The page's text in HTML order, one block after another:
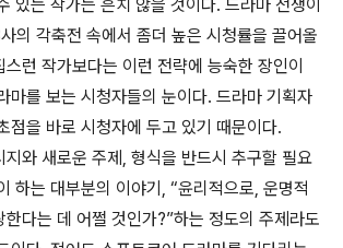
있는 작가는 흔치 않을 것이다. 드라마 전쟁이
의 각축전 속에서 좀더 높은 시청률을 끌어올
런 작가보다는 이런 전략에 능숙한 장인이
마를 보는 시청자들의 눈이다. 드라마 기획자
점을 바로 시청자에 두고 있기 때문이다.
지와 새로운 주제, 형식을 반드시 추구할 필요
하는 대부분의 이야기, “윤리적으로, 운명적
다는 데 어쩔 것인가?”하는 정도의 주제라도